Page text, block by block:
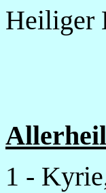
Heiliger
1 -